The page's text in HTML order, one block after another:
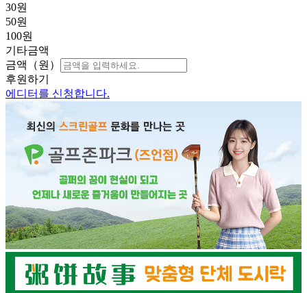
30원
50원
100원
기타금액
금액（원）
후원하기
에디터를 신청합니다.